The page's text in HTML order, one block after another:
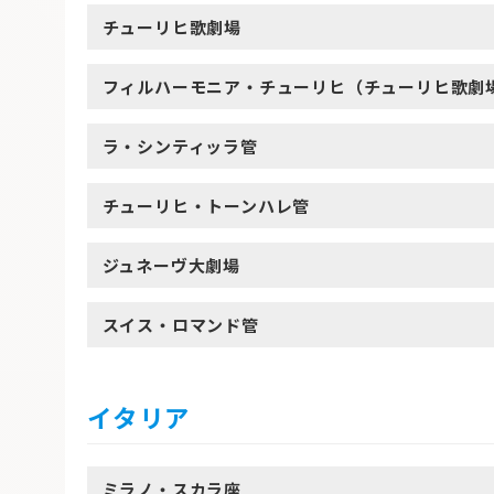
チューリヒ歌劇場
フィルハーモニア・チューリヒ（チューリヒ歌劇
ラ・シンティッラ管
チューリヒ・トーンハレ管
ジュネーヴ大劇場
スイス・ロマンド管
イタリア
ミラノ・スカラ座